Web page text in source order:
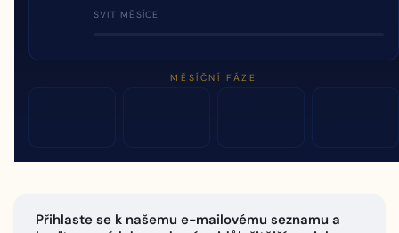
SVIT MĚSÍCE
MĚSÍČNÍ FÁZE
Přihlaste se k našemu e-mailovému seznamu a